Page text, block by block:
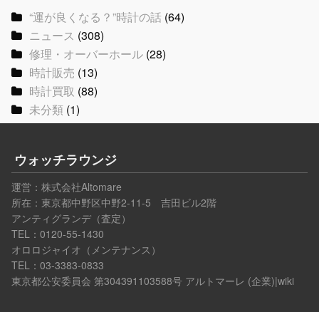
“運が良くなる？”時計の話(64)
ニュース (308)
修理・オーバーホール(28)
時計販売 (13)
時計買取 (88)
未分類(1)
ウォッチラウンジ
運営： 株式会社Altomare
所在：東京都中野区中野2-11-5 吉田ビル2階
アンティグランデ（査定）
TEL：0120-55-1430
オロロジャイオ（メンテナンス）
TEL：03-3383-0833
東京都公安委員会 第304391103588号 アルトマーレ (企業)|wiki